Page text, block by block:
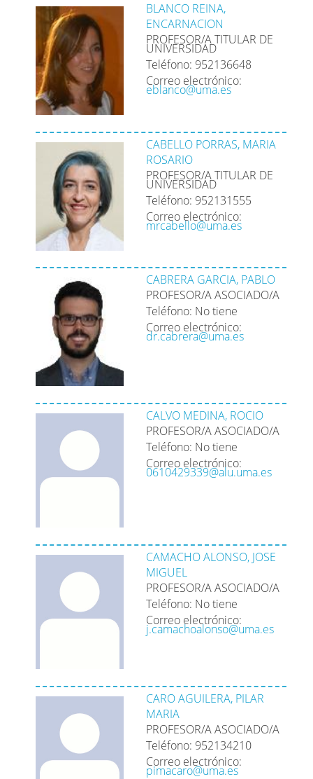
BLANCO REINA,
ENCARNACION
PROFESOR/A TITULAR DE
UNIVERSIDAD
Teléfono: 952136648
Correo electrónico:
eblanco@uma.es
CABELLO PORRAS, MARIA
ROSARIO
PROFESOR/A TITULAR DE
UNIVERSIDAD
Teléfono: 952131555
Correo electrónico:
mrcabello@uma.es
CABRERA GARCIA, PABLO
PROFESOR/A ASOCIADO/A
Teléfono: No tiene
Correo electrónico:
dr.cabrera@uma.es
CALVO MEDINA, ROCIO
PROFESOR/A ASOCIADO/A
Teléfono: No tiene
Correo electrónico:
0610429339@alu.uma.es
CAMACHO ALONSO, JOSE
MIGUEL
PROFESOR/A ASOCIADO/A
Teléfono: No tiene
Correo electrónico:
j.camachoalonso@uma.es
CARO AGUILERA, PILAR
MARIA
PROFESOR/A ASOCIADO/A
Teléfono: 952134210
Correo electrónico:
pimacaro@uma.es